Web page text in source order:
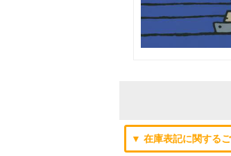
▼ 在庫表記に関する